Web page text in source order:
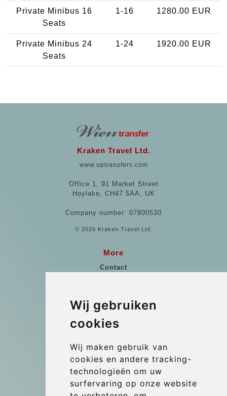
Wij gebruiken
cookies
Wij maken gebruik van
cookies en andere tracking-
technologieën om uw
surfervaring op onze website
Private Minibus 16
Seats
1-16 1280.00 EUR
Private Minibus 24
Seats
1-24 1920.00 EUR
Kraken Travel Ltd.
www.uptransfers.com
Office 1, 91 Market Street
Hoylake, CH47 5AA, UK
Company number: 07800530
© 2026 Kraken Travel Ltd.
More
Contact
Referenties
Algemene voorwaarden
Update cookies preferences
Contact